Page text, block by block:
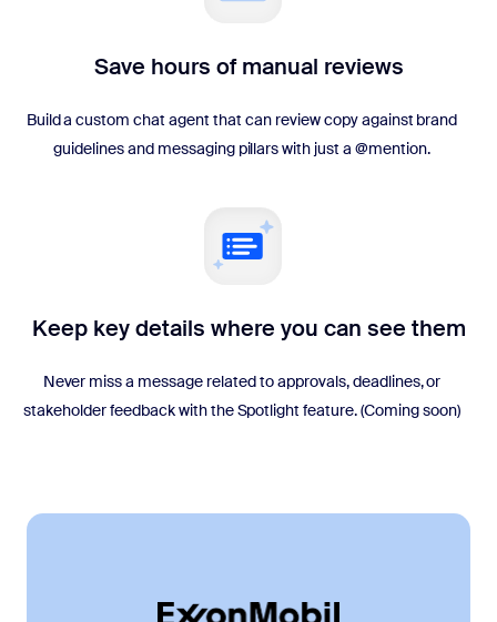
Save hours of manual reviews
Build a custom chat agent that can review copy against brand
guidelines and messaging pillars with just a @mention.
Keep key details where you can see them
Never miss a message related to approvals, deadlines, or
stakeholder feedback with the Spotlight feature. (Coming soon)